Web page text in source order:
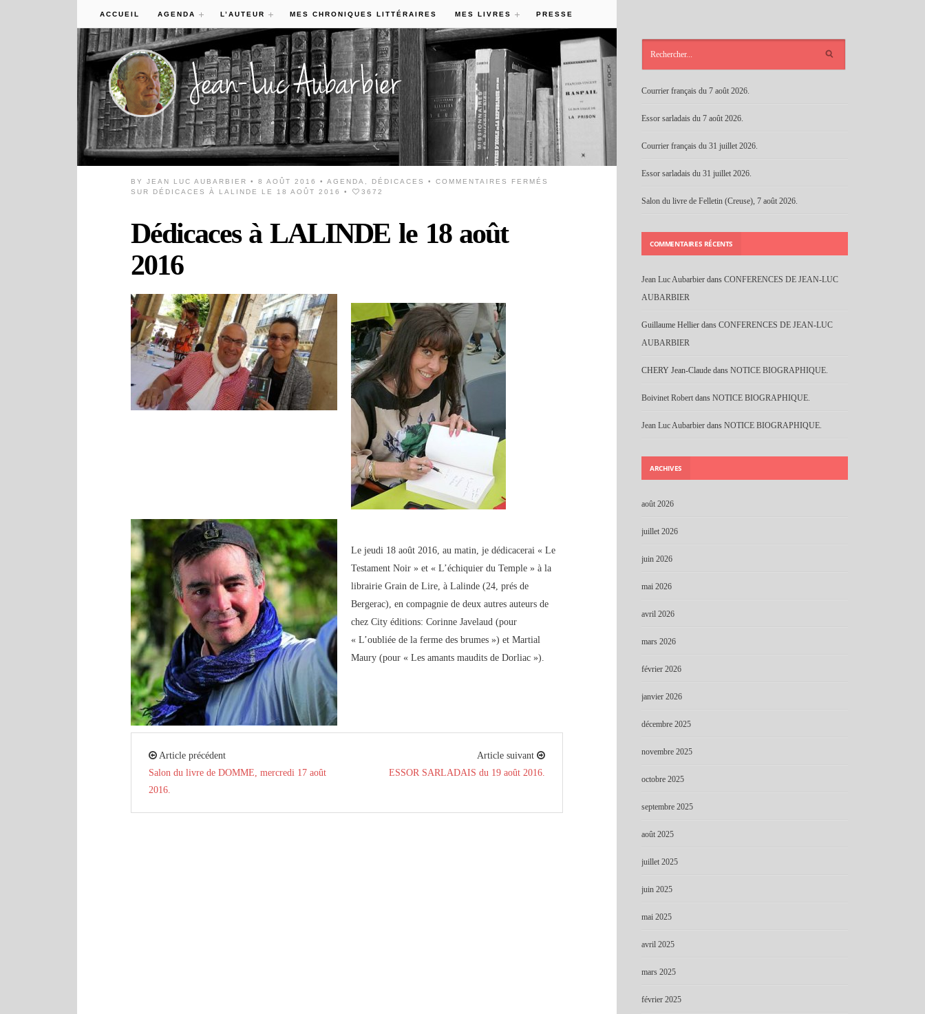
ACCUEIL AGENDA L’AUTEUR MES CHRONIQUES LITTÉRAIRES MES LIVRES PRESSE
BYJEAN LUC AUBARBIER • 8 AOÛT 2016 •AGENDA DÉDICACES •COMMENTAIRES FERMÉS
SUR DÉDICACES À LALINDE LE 18 AOÛT 2016
• 3672
Dédicaces à LALINDE le 18 août
2016
Le jeudi 18 août 2016, au matin, je dédicacerai « Le
Testament Noir » et « L’échiquier du Temple » à la
librairie Grain de Lire, à Lalinde (24, prés de
Bergerac), en compagnie de deux autres auteurs de
chez City éditions: Corinne Javelaud (pour
« L’oubliée de la ferme des brumes ») et Martial
Maury (pour « Les amants maudits de Dorliac »).
Article précédent
Salon du livre de DOMME, mercredi 17 août
2016.
Article suivant
ESSOR SARLADAIS du 19 août 2016.
Courrier français du 7 août 2026.
Essor sarladais du 7 août 2026.
Courrier français du 31 juillet 2026.
Essor sarladais du 31 juillet 2026.
Salon du livre de Felletin (Creuse), 7 août 2026.
COMMENTAIRES RÉCENTS
Jean Luc Aubarbier dans CONFERENCES DE JEAN-LUC
AUBARBIER
Guillaume Hellier dans CONFERENCES DE JEAN-LUC
AUBARBIER
CHERY Jean-Claude dans NOTICE BIOGRAPHIQUE.
Boivinet Robert dans NOTICE BIOGRAPHIQUE.
Jean Luc Aubarbier dans NOTICE BIOGRAPHIQUE.
ARCHIVES
août 2026
juillet 2026
juin 2026
mai 2026
avril 2026
mars 2026
février 2026
janvier 2026
décembre 2025
novembre 2025
octobre 2025
septembre 2025
août 2025
juillet 2025
juin 2025
mai 2025
avril 2025
mars 2025
février 2025